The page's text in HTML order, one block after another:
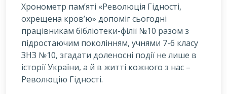
Хронометр пам’яті «Революція Гідності,
охрещена кров’ю» допоміг сьогодні
працівникам бібліотеки-філії №10 разом з
підростаючим поколінням, учнями 7-б класу
ЗНЗ №10, згадати доленосні події не лише в
історії України, а й в житті кожного з нас –
Революцію Гідності.